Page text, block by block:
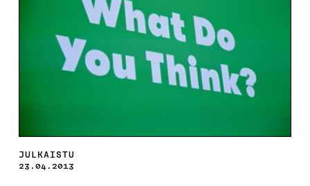
JULKAISTU
23.04.2013